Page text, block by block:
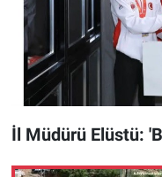
İl Müdürü Elüstü: